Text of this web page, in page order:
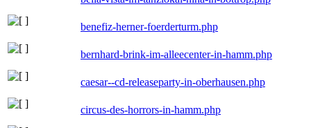
benefiz-herner-foerderturm.php
bernhard-brink-im-alleecenter-in-hamm.php
caesar--cd-releaseparty-in-oberhausen.php
circus-des-horrors-in-hamm.php